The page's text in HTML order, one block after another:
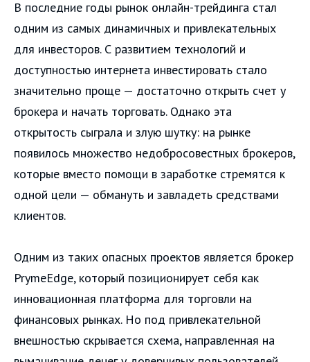
В последние годы рынок онлайн-трейдинга стал
одним из самых динамичных и привлекательных
для инвесторов. С развитием технологий и
доступностью интернета инвестировать стало
значительно проще — достаточно открыть счет у
брокера и начать торговать. Однако эта
открытость сыграла и злую шутку: на рынке
появилось множество недобросовестных брокеров,
которые вместо помощи в заработке стремятся к
одной цели — обмануть и завладеть средствами
клиентов.
Одним из таких опасных проектов является брокер
PrymeEdge, который позиционирует себя как
инновационная платформа для торговли на
финансовых рынках. Но под привлекательной
внешностью скрывается схема, направленная на